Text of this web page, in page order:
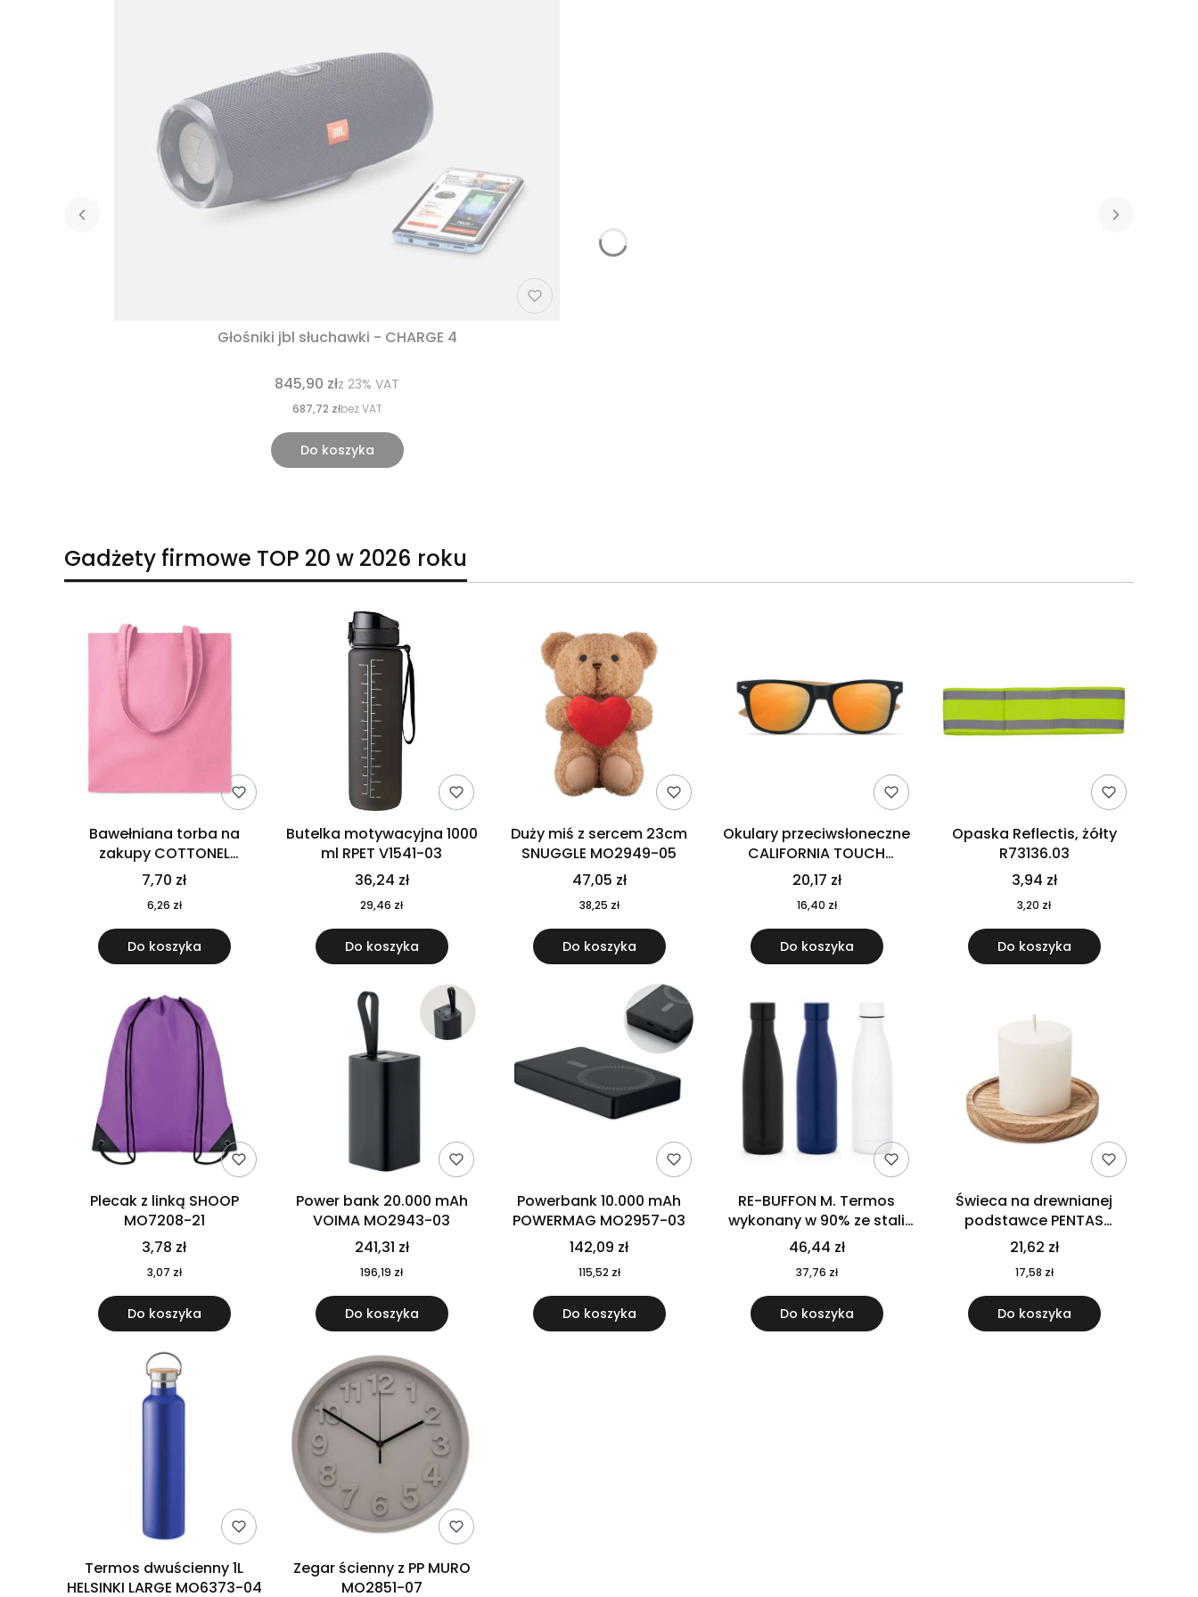
Głośniki jbl słuchawki - CHARGE 4
845,90 złz 23% VAT
687,72 złbez VAT
Do koszyka
Gadżety firmowe TOP 20 w 2026 roku
Bawełniana torba na
zakupy COTTONEL
COLOUR++ MO9846-11
7,70 zł
6,26 zł
Do koszyka
Butelka motywacyjna 1000
ml RPET V1541-03
36,24 zł
29,46 zł
Do koszyka
Duży miś z sercem 23cm
SNUGGLE MO2949-05
47,05 zł
38,25 zł
Do koszyka
Okulary przeciwsłoneczne
CALIFORNIA TOUCH
MO9617-10
20,17 zł
16,40 zł
Do koszyka
Opaska Reflectis, żółty
R73136.03
3,94 zł
3,20 zł
Do koszyka
Plecak z linką SHOOP
MO7208-21
3,78 zł
3,07 zł
Do koszyka
Power bank 20.000 mAh
VOIMA MO2943-03
241,31 zł
196,19 zł
Do koszyka
Powerbank 10.000 mAh
POWERMAG MO2957-03
142,09 zł
115,52 zł
Do koszyka
RE-BUFFON M. Termos
wykonany w 90% ze stali
nierdzewnej pochodzącej z
recyklingu 520 ml 94294
46,44 zł
37,76 zł
Do koszyka
Świeca na drewnianej
podstawce PENTAS
MO6282-40
21,62 zł
17,58 zł
Do koszyka
Termos dwuścienny 1L
HELSINKI LARGE MO6373-04
Zegar ścienny z PP MURO
MO2851-07